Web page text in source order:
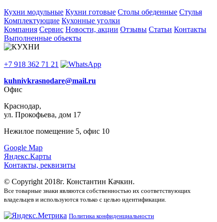
Кухни модульные Кухни готовые Столы обеденные Стулья
Комплектующие Кухонные уголки
Компания Сервис Новости, акции Отзывы Статьи Контакты
Выполненные объекты
+7 918 362 71 21
kuhnivkrasnodare@mail.ru
Офис
Краснодар,
ул. Прокофьева, дом 17
Нежилое помещение 5, офис 10
Google Map
Яндекс.Карты
Контакты, реквизиты
© Copyright 2018г. Константин Качкин.
Все товарные знаки являются собственностью их соответствующих
владельцев и используются только с целью идентификации.
Политика конфиденциальности